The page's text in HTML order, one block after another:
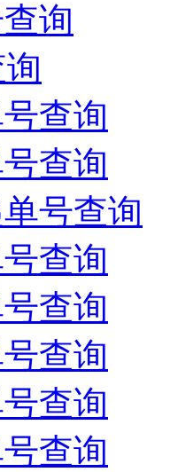
询
查询
查询
号查询
查询
查询
查询
查询
查询